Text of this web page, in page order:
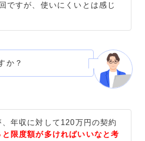
ですが、使いにくいとは感じ
か？
年収に対して120万円の契約
と限度額が多ければいいなと考